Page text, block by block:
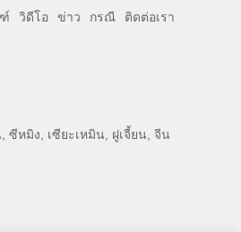
วิดีโอ ข่าว กรณี ติดต่อเรา
ซีหมิง, เซียะเหมิน, ฝูเจี้ยน, จีน